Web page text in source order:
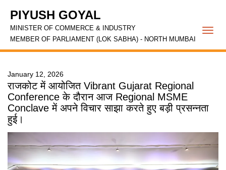
PIYUSH GOYAL
MINISTER OF COMMERCE & INDUSTRY
MEMBER OF PARLIAMENT (LOK SABHA) - NORTH MUMBAI
January 12, 2026
राजकोट में आयोजित Vibrant Gujarat Regional
Conference के दौरान आज Regional MSME
Conclave में अपने विचार साझा करते हुए बड़ी प्रसन्नता
हुई।